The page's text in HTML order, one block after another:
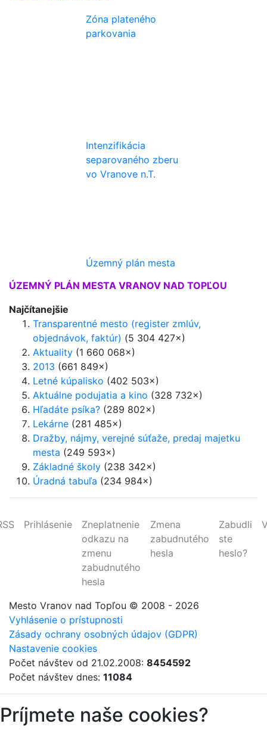
Zóna plateného
parkovania
Intenzifikácia
separovaného zberu
vo Vranove n.T.
Územný plán mesta
ÚZEMNÝ PLÁN MESTA VRANOV NAD TOPĽOU
Najčítanejšie
Transparentné mesto (register zmlúv,
objednávok, faktúr) (5 304 427×)
Aktuality (1 660 068×)
2013 (661 849×)
Letné kúpalisko (402 503×)
Aktuálne podujatia a kino (328 732×)
Hľadáte psíka? (289 802×)
Lekárne (281 485×)
Dražby, nájmy, verejné súťaže, predaj majetku
mesta (249 593×)
Základné školy (238 342×)
Úradná tabuľa (234 984×)
Prihlásenie
Zneplatnenie
odkazu na
zmenu
zabudnutého
hesla
Zmena
zabudnutého
hesla
Zabudli
ste
heslo?
Mesto Vranov nad Topľou © 2008 - 2026
Vyhlásenie o prístupnosti
Zásady ochrany osobných údajov (GDPR)
Nastavenie cookies
Počet návštev od 21.02.2008: 8454592
Počet návštev dnes: 11084
Príjmete naše cookies?